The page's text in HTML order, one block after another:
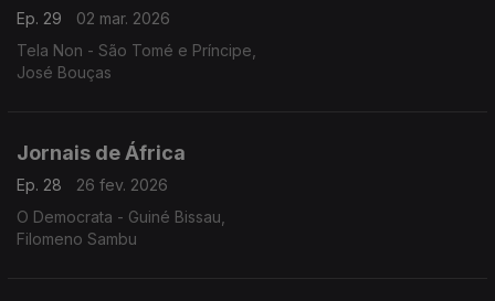
Ep. 29
02 mar. 2026
Tela Non - São Tomé e Príncipe,
José Bouças
Jornais de África
Ep. 28
26 fev. 2026
O Democrata - Guiné Bissau,
Filomeno Sambu